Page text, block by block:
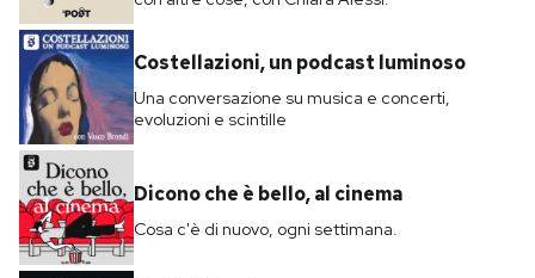
Costellazioni, un podcast luminoso
Una conversazione su musica e concerti,
evoluzioni e scintille
Dicono che è bello, al cinema
Cosa c'è di nuovo, ogni settimana.